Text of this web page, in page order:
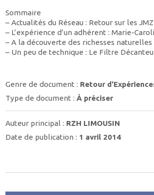
Sommaire
– Actualités du Réseau : Retour sur les
– L’expérience d’un adhérent : Marie-
– A la découverte des richesses naturelles
– Un peu de technique : Le Filtre
Genre de document : Retour
Type de document :À préciser
Auteur principal : RZH LIMOUSIN
Date de publication : 1 avril 2014